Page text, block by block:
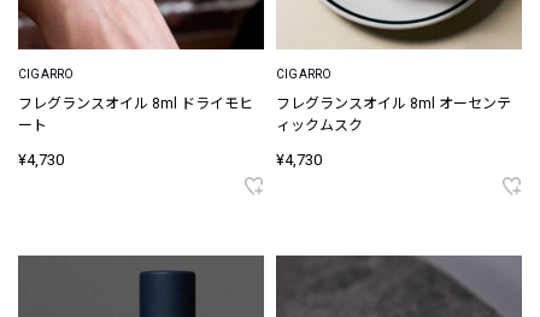
CIGARRO
フレグランスオイル 8ml ドライモヒ
ート
¥4,730
CIGARRO
フレグランスオイル 8ml オーセンテ
ィックムスク
¥4,730